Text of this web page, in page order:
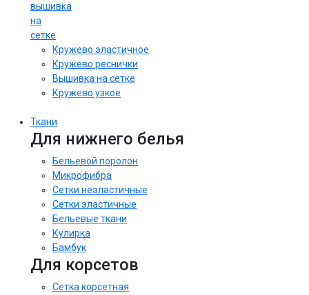
вышивка
на
сетке
Кружево эластичное
Кружево реснички
Вышивка на сетке
Кружево узкое
Ткани
Для нижнего белья
Бельевой поролон
Микрофибра
Сетки неэластичные
Сетки эластичные
Бельевые ткани
Кулирка
Бамбук
Для корсетов
Сетка корсетная